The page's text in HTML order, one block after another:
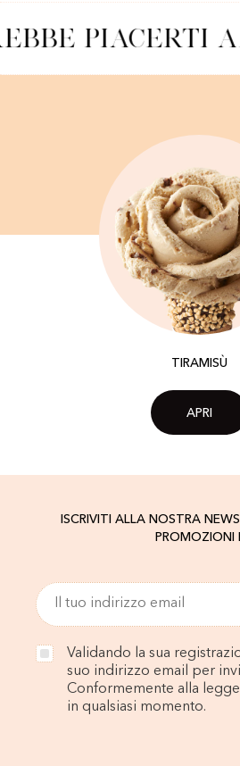
PIACERTI
TIRAMISÙ
APRI
ISCRIVITI ALLA NOSTRA
PROMOZIONI
Validando la sua
suo indirizzo email per
Conformemente alla
in qualsiasi momento.